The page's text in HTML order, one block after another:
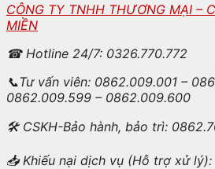
CÔNG TY TNHH THƯƠNG MẠI –
MIỀN
☎Hotline 24/7: 0326.770.772
📞Tư vấn viên: 0862.009.001 –
0862.009.599 – 0862.009.600
🛠CSKH-Bảo hành, bảo trì:
📥Khiếu nại dịch vụ (Hỗ trợ xử lý):